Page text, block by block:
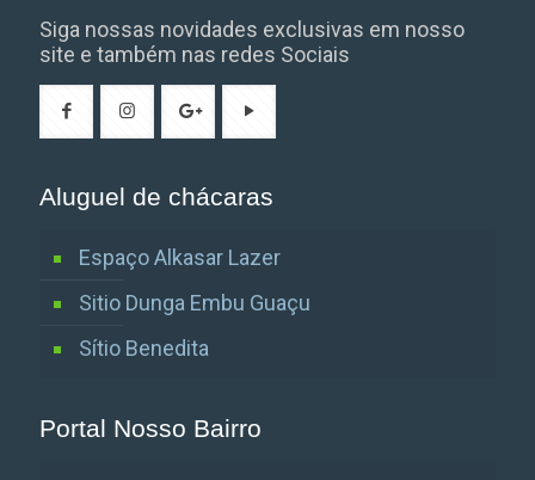
Siga nossas novidades exclusivas em nosso
site e também nas redes Sociais
Aluguel de chácaras
Espaço Alkasar Lazer
Sitio Dunga Embu Guaçu
Sítio Benedita
Portal Nosso Bairro